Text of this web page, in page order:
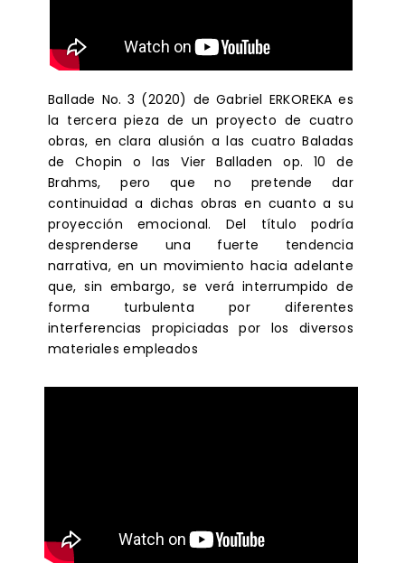
Ballade No. 3 (2020) de Gabriel ERKOREKA es
la tercera pieza de un proyecto de cuatro
obras, en clara alusión a las cuatro Baladas
de Chopin o las Vier Balladen op. 10 de
Brahms, pero que no pretende dar
continuidad a dichas obras en cuanto a su
proyección emocional. Del título podría
desprenderse una fuerte tendencia
narrativa, en un movimiento hacia adelante
que, sin embargo, se verá interrumpido de
forma turbulenta por diferentes
interferencias propiciadas por los diversos
materiales empleados